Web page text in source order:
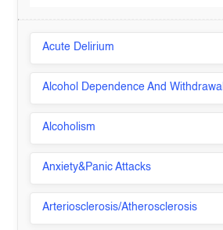
Acute Delirium
Alcohol Dependence And Withdrawal
Alcoholism
Anxiety&Panic Attacks
Arteriosclerosis/Atherosclerosis